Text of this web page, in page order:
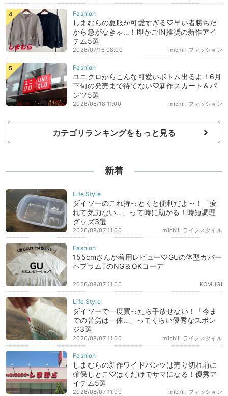
しまむらの夏服が可愛すぎる♡早い者勝ちだ
から急がなきゃ…！即かごIN推奨の新作アイ
テム5選
michill ファッション
2026/07/16 08:00
ユニクロからこんな可愛いボトム出るよ！6月
下旬の発売まで待てない♡新作スカート＆パ
ンツ5選
michill ファッション
2026/06/18 11:00
カテゴリランキングをもっと見る
新着
ダイソーのこれ持っとくと便利だよ～！「疲
れて気力ない…」って時に助かる！時短調理
グッズ3選
michill ライフスタイル
2026/08/07 11:00
155cmさんが着用レビュー♡GUの体型カバー
ペプラムTのNG＆OKコーデ
KOMUGI
2026/08/07 11:00
ダイソーで一度買ったら手放せない！「今ま
での苦労は一体…」ってくらい優秀なスポン
ジ3選
michill ライフスタイル
2026/08/07 11:00
しまむらの新作ワイドパンツは売り切れ前に
確保しとこ♡はくだけでサマになる！優秀ア
イテム5選
michill ファッション
2026/08/07 11:00